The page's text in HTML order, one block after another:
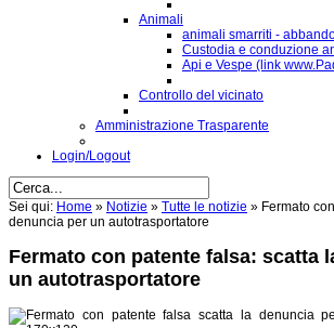
Animali
animali smarriti -
Custodia e conduzione
Api e Vespe (link
Controllo del vicinato
Amministrazione Trasparente
Login/Logout
Sei qui: Home » Notizie » Tutte le notizie » Fermato
denuncia per un autotrasportatore
Fermato con patente falsa: scatta
un autotrasportatore